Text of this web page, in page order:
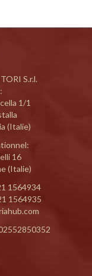
S.r.l.
1/1
(Italie)
16
(Italie)
1564934
1564935